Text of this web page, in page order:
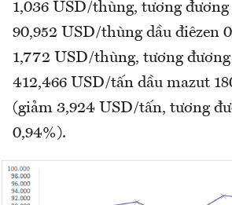
1,036 USD/thùng, tương đương
90,952 USD/thùng dầu điêzen
1,772 USD/thùng, tương đương
412,466 USD/tấn dầu mazut
(giảm 3,924 USD/tấn, tương
0,94%).